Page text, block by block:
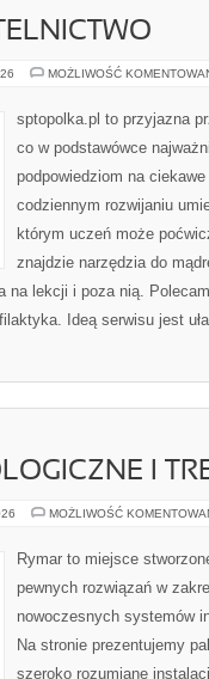
MOŻLIWOŚĆ
sptopolka.pl to przyjazna
co w podstawówce
podpowiedziom na
codziennym rozwijaniu
którym uczeń może
znajdzie narzędzia do
na lekcji i poza nią.
Ideą serwisu jest
I
MOŻLIWOŚĆ
Rymar to miejsce
pewnych rozwiązań w
nowoczesnych systemów
Na stronie prezentujemy
szeroko rozumiane